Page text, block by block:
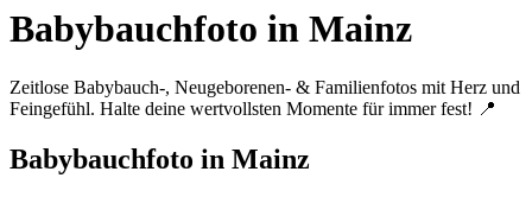
Babybauchfoto in Mainz
Zeitlose Babybauch-, Neugeborenen- & Familienfotos mit Herz und
Feingefühl. Halte deine wertvollsten Momente für immer fest! 📍
Babybauchfoto in Mainz